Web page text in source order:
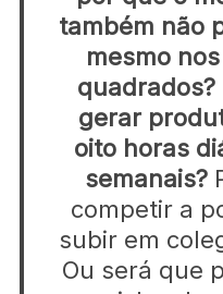
também não
mesmo
quadrados?
gerar
oito horas
semanais?
competir a
subir em
Ou será que